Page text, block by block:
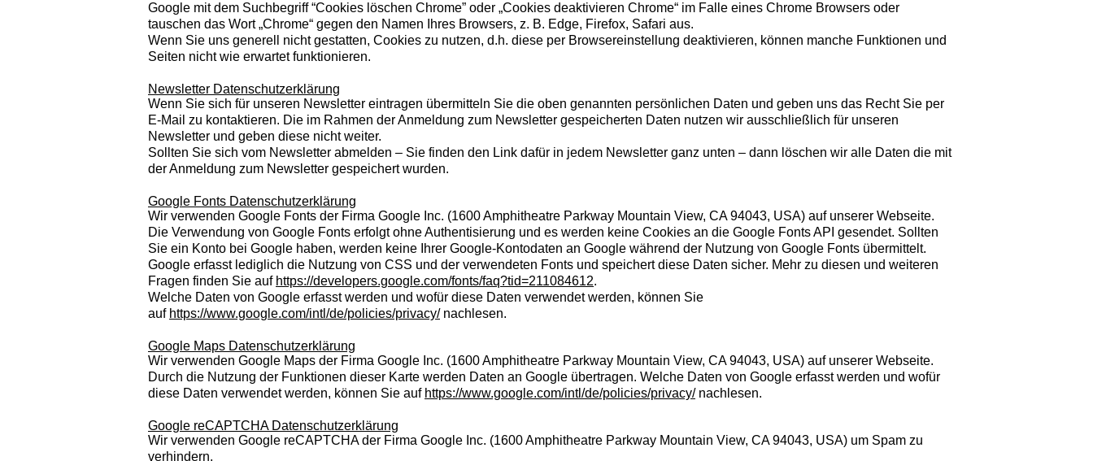
Google mit dem Suchbegriff “Cookies löschen Chrome” oder „Cookies deaktivieren Chrome“ im Falle eines Chrome Browsers oder
tauschen das Wort „Chrome“ gegen den Namen Ihres Browsers, z. B. Edge, Firefox, Safari aus.
Wenn Sie uns generell nicht gestatten, Cookies zu nutzen, d.h. diese per Browsereinstellung deaktivieren, können manche Funktionen und
Seiten nicht wie erwartet funktionieren.
Newsletter Datenschutzerklärung
Wenn Sie sich für unseren Newsletter eintragen übermitteln Sie die oben genannten persönlichen Daten und geben uns das Recht Sie per
E-Mail zu kontaktieren. Die im Rahmen der Anmeldung zum Newsletter gespeicherten Daten nutzen wir ausschließlich für unseren
Newsletter und geben diese nicht weiter.
Sollten Sie sich vom Newsletter abmelden – Sie finden den Link dafür in jedem Newsletter ganz unten – dann löschen wir alle Daten die mit
der Anmeldung zum Newsletter gespeichert wurden.
Google Fonts Datenschutzerklärung
Wir verwenden Google Fonts der Firma Google Inc. (1600 Amphitheatre Parkway Mountain View, CA 94043, USA) auf unserer Webseite.
Die Verwendung von Google Fonts erfolgt ohne Authentisierung und es werden keine Cookies an die Google Fonts API gesendet. Sollten
Sie ein Konto bei Google haben, werden keine Ihrer Google-Kontodaten an Google während der Nutzung von Google Fonts übermittelt.
Google erfasst lediglich die Nutzung von CSS und der verwendeten Fonts und speichert diese Daten sicher. Mehr zu diesen und weiteren
Fragen finden Sie auf https://developers.google.com/fonts/faq?tid=211084612.
Welche Daten von Google erfasst werden und wofür diese Daten verwendet werden, können Sie
auf https://www.google.com/intl/de/policies/privacy/nachlesen.
Google Maps Datenschutzerklärung
Wir verwenden Google Maps der Firma Google Inc. (1600 Amphitheatre Parkway Mountain View, CA 94043, USA) auf unserer Webseite.
Durch die Nutzung der Funktionen dieser Karte werden Daten an Google übertragen. Welche Daten von Google erfasst werden und wofür
diese Daten verwendet werden, können Sie auf https://www.google.com/intl/de/policies/privacy/nachlesen.
Google reCAPTCHA Datenschutzerklärung
Wir verwenden Google reCAPTCHA der Firma Google Inc. (1600 Amphitheatre Parkway Mountain View, CA 94043, USA) um Spam zu
verhindern.